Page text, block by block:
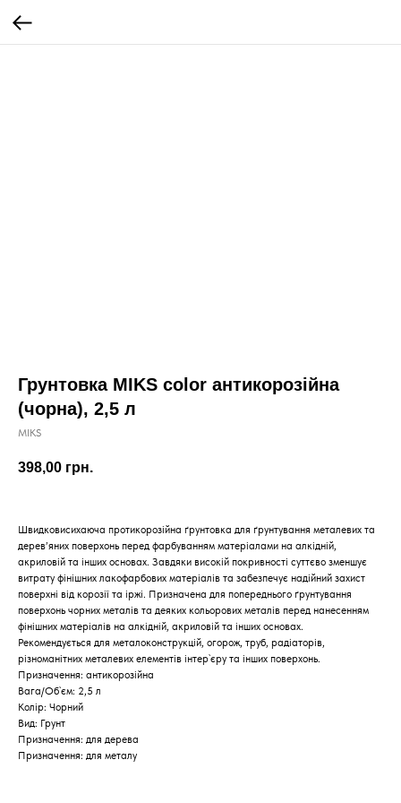
Грунтовка MIKS color антикорозійна
(чорна), 2,5 л
MIKS
398,00 грн.
Швидковисихаюча протикорозійна ґрунтовка для ґрунтування металевих та
дерев’яних поверхонь перед фарбуванням матеріалами на алкідній,
акриловій та інших основах. Завдяки високій покривності суттєво зменшує
витрату фінішних лакофарбових матеріалів та забезпечує надійний захист
поверхні від корозії та іржі. Призначена для попереднього ґрунтування
поверхонь чорних металів та деяких кольорових металів перед нанесенням
фінішних матеріалів на алкідній, акриловій та інших основах.
Рекомендується для металоконструкцій, огорож, труб, радіаторів,
різноманітних металевих елементів інтер`єру та інших поверхонь.
Призначення: антикорозійна
Вага/Об`єм: 2,5 л
Колір: Чорний
Вид: Грунт
Призначення: для дерева
Призначення: для металу